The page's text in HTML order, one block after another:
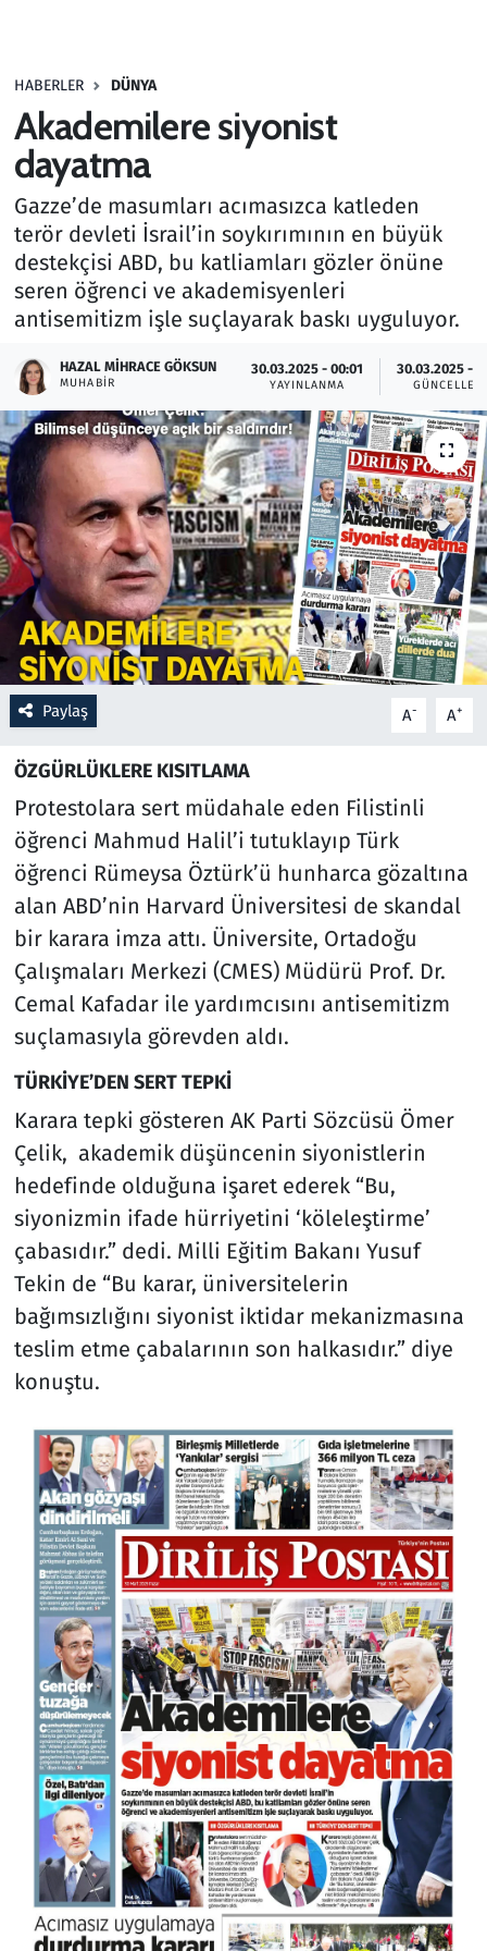
HABERLER DÜNYA
Akademilere siyonist
dayatma
Gazze’de masumları acımasızca katleden
terör devleti İsrail’in soykırımının en büyük
destekçisi ABD, bu katliamları gözler önüne
seren öğrenci ve akademisyenleri
antisemitizm işle suçlayarak baskı uyguluyor.
HAZAL MIHRACE GÖKSUN
MUHABIR
30.03.2025 - 00:01
YAYINLANMA
30.03.2025 -
Paylaş A- A+
ÖZGÜRLÜKLERE KISITLAMA
Protestolara sert müdahale eden Filistinli
öğrenci Mahmud Halil’i tutuklayıp Türk
öğrenci Rümeysa Öztürk’ü hunharca gözaltına
alan ABD’nin Harvard Üniversitesi de skandal
bir karara imza attı. Üniversite, Ortadoğu
Çalışmaları Merkezi (CMES) Müdürü Prof. Dr.
Cemal Kafadar ile yardımcısını antisemitizm
suçlamasıyla görevden aldı.
TÜRKİYE’DEN SERT TEPKİ
Karara tepki gösteren AK Parti Sözcüsü Ömer
Çelik, akademik düşüncenin siyonistlerin
hedefinde olduğuna işaret ederek “Bu,
siyonizmin ifade hürriyetini ‘köleleştirme’
çabasıdır.” dedi. Milli Eğitim Bakanı Yusuf
Tekin de “Bu karar, üniversitelerin
bağımsızlığını siyonist iktidar mekanizmasına
teslim etme çabalarının son halkasıdır.” diye
konuştu.
Haber
Kültür Sanat
Kurumsal Haberler
Lezzet Durağı
Memur ve Kamu
Otomobil
Oyun
Ramazan
Resmi İlanlar
Rüya Tabirleri
Sağlık
Savunma Sanayi
Seçim 2023
Spor
Teknoloji ve Bilim
Televizyon